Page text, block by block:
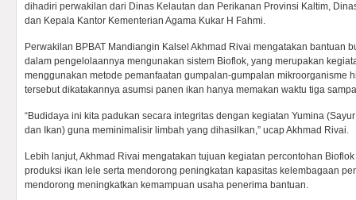
dihadiri perwakilan dari Dinas Kelautan dan Perikanan Provinsi Kaltim,
dan Kepala Kantor Kementerian Agama Kukar H Fahmi.
Perwakilan BPBAT Mandiangin Kalsel Akhmad Rivai mengatakan bantuan
dalam pengelolaannya mengunakan sistem Bioflok, yang merupakan
menggunakan metode pemanfaatan gumpalan-gumpalan mikroorganisme
tersebut dikatakannya asumsi panen ikan hanya memakan waktu tiga
“Budidaya ini kita padukan secara integritas dengan kegiatan Yumina
dan Ikan) guna meminimalisir limbah yang dihasilkan,” ucap Akhmad Rivai.
Lebih lanjut, Akhmad Rivai mengatakan tujuan kegiatan percontohan
produksi ikan lele serta mendorong peningkatan kapasitas kelembagaan
mendorong meningkatkan kemampuan usaha penerima bantuan.